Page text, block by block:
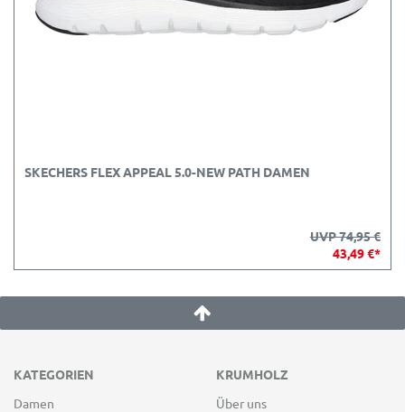
SKECHERS FLEX APPEAL 5.0-NEW PATH DAMEN
UVP 74,95 €
43,49 €*
KATEGORIEN
Damen
KRUMHOLZ
Über uns